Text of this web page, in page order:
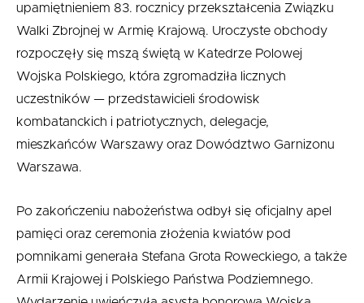
upamiętnieniem 83. rocznicy przekształcenia Związku
Walki Zbrojnej w Armię Krajową. Uroczyste obchody
rozpoczęły się mszą świętą w Katedrze Polowej
Wojska Polskiego, która zgromadziła licznych
uczestników — przedstawicieli środowisk
kombatanckich i patriotycznych, delegacje,
mieszkańców Warszawy oraz Dowództwo Garnizonu
Warszawa.
Po zakończeniu nabożeństwa odbył się oficjalny apel
pamięci oraz ceremonia złożenia kwiatów pod
pomnikami generała Stefana Grota Roweckiego, a także
Armii Krajowej i Polskiego Państwa Podziemnego.